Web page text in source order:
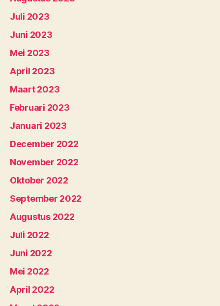
Juli 2023
Juni 2023
Mei 2023
April 2023
Maart 2023
Februari 2023
Januari 2023
December 2022
November 2022
Oktober 2022
September 2022
Augustus 2022
Juli 2022
Juni 2022
Mei 2022
April 2022